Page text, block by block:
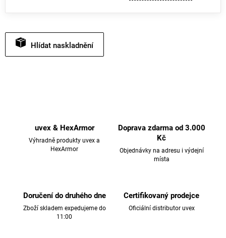
Hlídat
uvex & HexArmor
Výhradně produkty uvex a
HexArmor
Doprava zdarma od 3.000
Kč
Objednávky na adresu i výdejní
místa
Doručení do druhého dne
Zboží skladem expedujeme do
11:00
Certifikovaný prodejce
Oficiální distributor uvex